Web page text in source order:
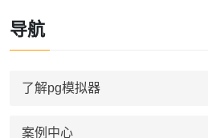
导航
了解pg模拟器
案例中心